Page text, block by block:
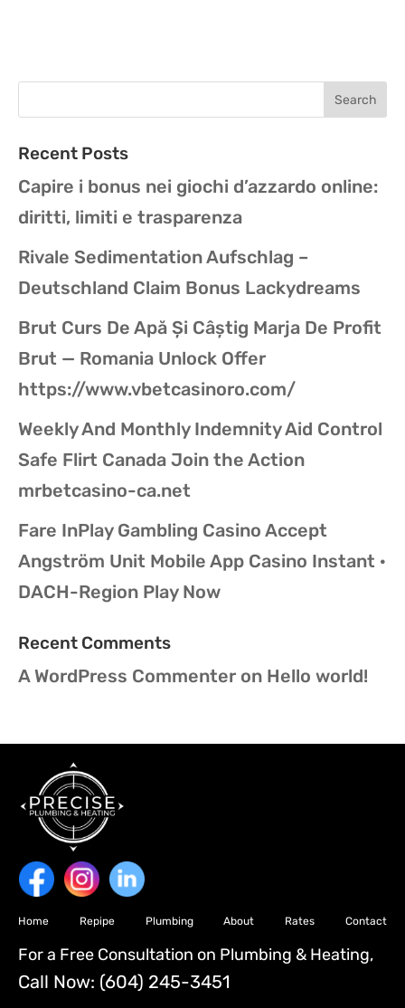
Recent Posts
Capire i bonus nei giochi d’azzardo online:
diritti, limiti e trasparenza
Rivale Sedimentation Aufschlag –
Deutschland Claim Bonus Lackydreams
Brut Curs De Apă Și Câștig Marja De Profit
Brut — Romania Unlock Offer
https://www.vbetcasinoro.com/
Weekly And Monthly Indemnity Aid Control
Safe Flirt Canada Join the Action
mrbetcasino-ca.net
Fare InPlay Gambling Casino Accept
Angström Unit Mobile App Casino Instant ·
DACH-Region Play Now
Recent Comments
A WordPress Commenter on Hello world!
Home Repipe Plumbing About Rates Contact
For a Free Consultation on Plumbing & Heating,
Call Now: (604) 245-3451